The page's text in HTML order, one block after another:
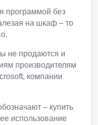
программой без
на шкаф – то
не продаются и
производителям
компании
– купить
использование